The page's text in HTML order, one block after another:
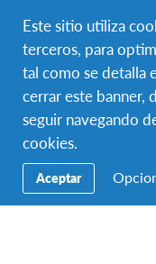
Los solicitantes
al momento de
No se aceptan
AFS Suiza no
específicas.
Los solicitantes
motivadas, su
Este sitio utiliza
terceros, para
tal como se detalla
cerrar este banner,
seguir navegando
cookies.
Aceptar